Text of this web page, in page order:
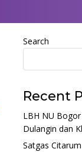
Search
Recent
LBH NU
Dulangin dan
Satgas